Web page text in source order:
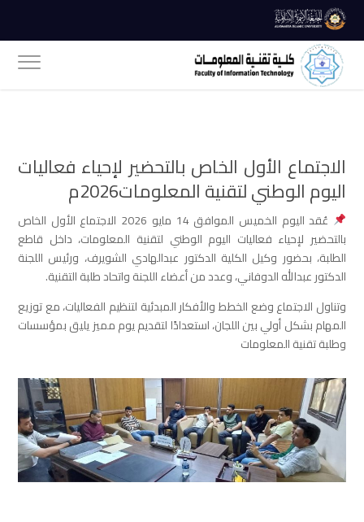
الاجتماع الأول الخاص بالتحضير لإحياء فعاليات
اليوم الوطني لتقنية المعلومات2026م
عُقد اليوم الخميس الموافق 14 مايو 2026 الاجتماع الأول الخاص
بالتحضير لإحياء فعاليات اليوم الوطني لتقنية المعلومات، داخل قاطع
الطلبة، بحضور وكيل الكلية الدكتور عبدالهادي الشويرف، ورئيس اللجنة
الدكتور عبدالله الدوفاني، وعدد من أعضاء اللجنة واتحاد طلبة التقنية.
وتناول الاجتماع وضع الخطط والأفكار المبدئية لتنظيم الفعاليات، مع توزيع
المهام بشكل أولي بين اللجان، استعدادًا لتقديم يوم مميز يليق بمؤسسات
وطلبة تقنية المعلومات